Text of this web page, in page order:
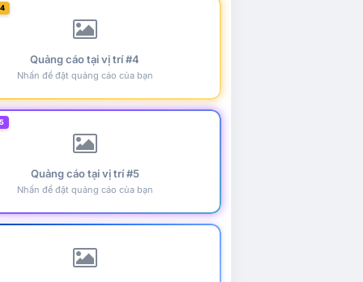
Quảng cáo tại vị trí #4
Nhấn để đặt quảng cáo của bạn
Quảng cáo tại vị trí #5
Nhấn để đặt quảng cáo của bạn